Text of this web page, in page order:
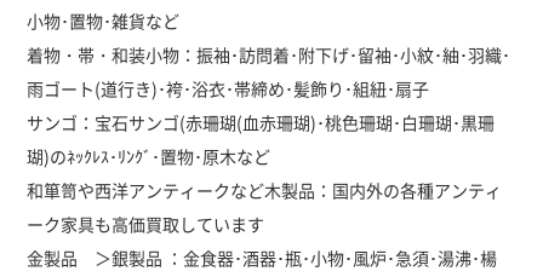
小物･置物･雑貨など
着物・帯・和装小物：振袖･訪問着･附下げ･留袖･小紋･紬･羽織･
雨ゴート(道行き)･袴･浴衣･帯締め･髪飾り･組紐･扇子
サンゴ：宝石サンゴ(赤珊瑚(血赤珊瑚)･桃色珊瑚･白珊瑚･黒珊
瑚)のﾈｯｸﾚｽ･ﾘﾝｸﾞ･置物･原木など
和箪笥や西洋アンティークなど木製品：国内外の各種アンティ
ーク家具も高価買取しています
金製品 ＞銀製品 ：金食器･酒器･瓶･小物･風炉･急須･湯沸･楊